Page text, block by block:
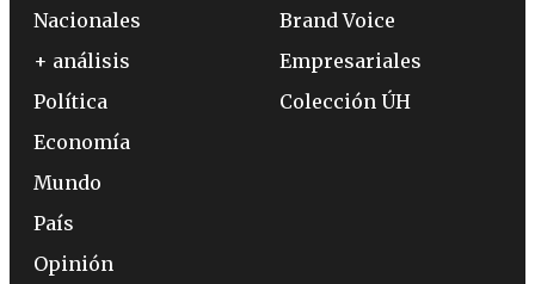
Nacionales
+ análisis
Política
Economía
Mundo
País
Opinión
Brand Voice
Empresariales
Colección ÚH